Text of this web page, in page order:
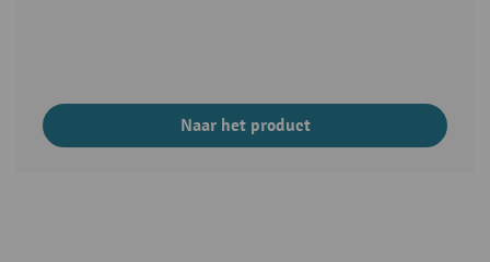
Naar het product